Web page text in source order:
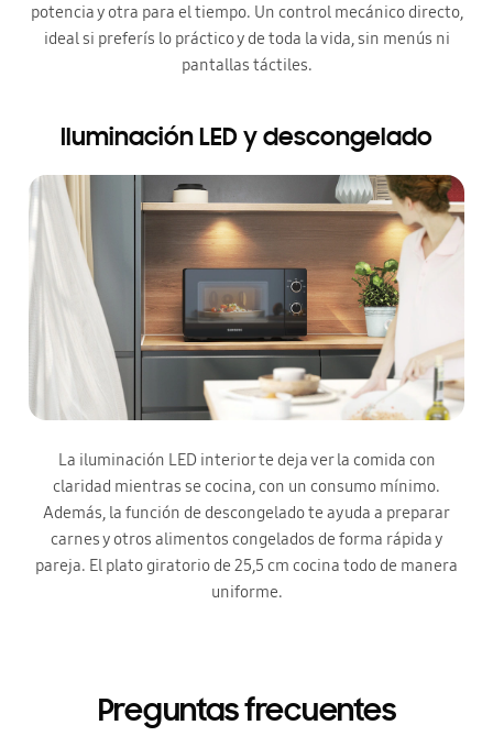
potencia y otra para el tiempo. Un control mecánico directo,
ideal si preferís lo práctico y de toda la vida, sin menús ni
pantallas táctiles.
Iluminación LED y descongelado
La iluminación LED interior te deja ver la comida con
claridad mientras se cocina, con un consumo mínimo.
Además, la función de descongelado te ayuda a preparar
carnes y otros alimentos congelados de forma rápida y
pareja. El plato giratorio de 25,5 cm cocina todo de manera
uniforme.
Preguntas frecuentes